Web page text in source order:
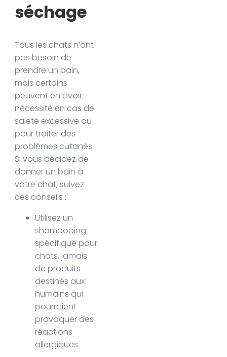
séchage
Tous les chats n’ont
pas besoin de
prendre un bain,
mais certains
peuvent en avoir
nécessité en cas de
saleté excessive ou
pour traiter des
problèmes cutanés.
Si vous décidez de
donner un bain à
votre chat, suivez
ces conseils :
Utilisez un
shampooing
spécifique pour
chats, jamais
de produits
destinés aux
humains qui
pourraient
provoquer des
réactions
allergiques.